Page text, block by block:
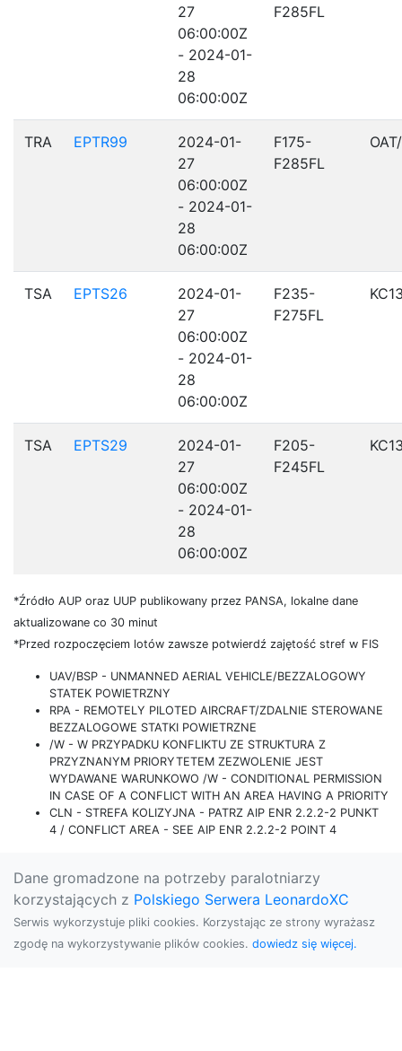
27
06:00:00Z
- 2024-01-
28
06:00:00Z
F285FL
TRA EPTR99
2024-01-
27
06:00:00Z
- 2024-01-
28
06:00:00Z
F175-
F285FL
TSA EPTS26
2024-01-
27
06:00:00Z
- 2024-01-
28
06:00:00Z
F235-
F275FL
TSA EPTS29
2024-01-
27
06:00:00Z
- 2024-01-
28
06:00:00Z
F205-
F245FL
*Źródło AUP oraz UUP publikowany przez PANSA, lokalne dane
aktualizowane co 30 minut
*Przed rozpoczęciem lotów zawsze potwierdź zajętość stref w FIS
UAV/BSP - UNMANNED AERIAL VEHICLE/BEZZALOGOWY
STATEK POWIETRZNY
RPA - REMOTELY PILOTED AIRCRAFT/ZDALNIE STEROWANE
BEZZALOGOWE STATKI POWIETRZNE
/W - W PRZYPADKU KONFLIKTU ZE STRUKTURA Z
PRZYZNANYM PRIORYTETEM ZEZWOLENIE JEST
WYDAWANE WARUNKOWO /W - CONDITIONAL PERMISSION
IN CASE OF A CONFLICT WITH AN AREA HAVING A PRIORITY
CLN - STREFA KOLIZYJNA - PATRZ AIP ENR 2.2.2-2 PUNKT
4 / CONFLICT AREA - SEE AIP ENR 2.2.2-2 POINT 4
Dane gromadzone na potrzeby paralotniarzy
korzystających z Polskiego Serwera LeonardoXC
Serwis wykorzystuje pliki cookies. Korzystając ze strony wyrażasz
zgodę na wykorzystywanie plików cookies. dowiedz się więcej.